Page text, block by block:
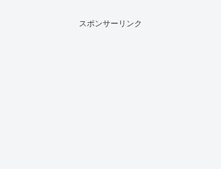
スポンサーリンク